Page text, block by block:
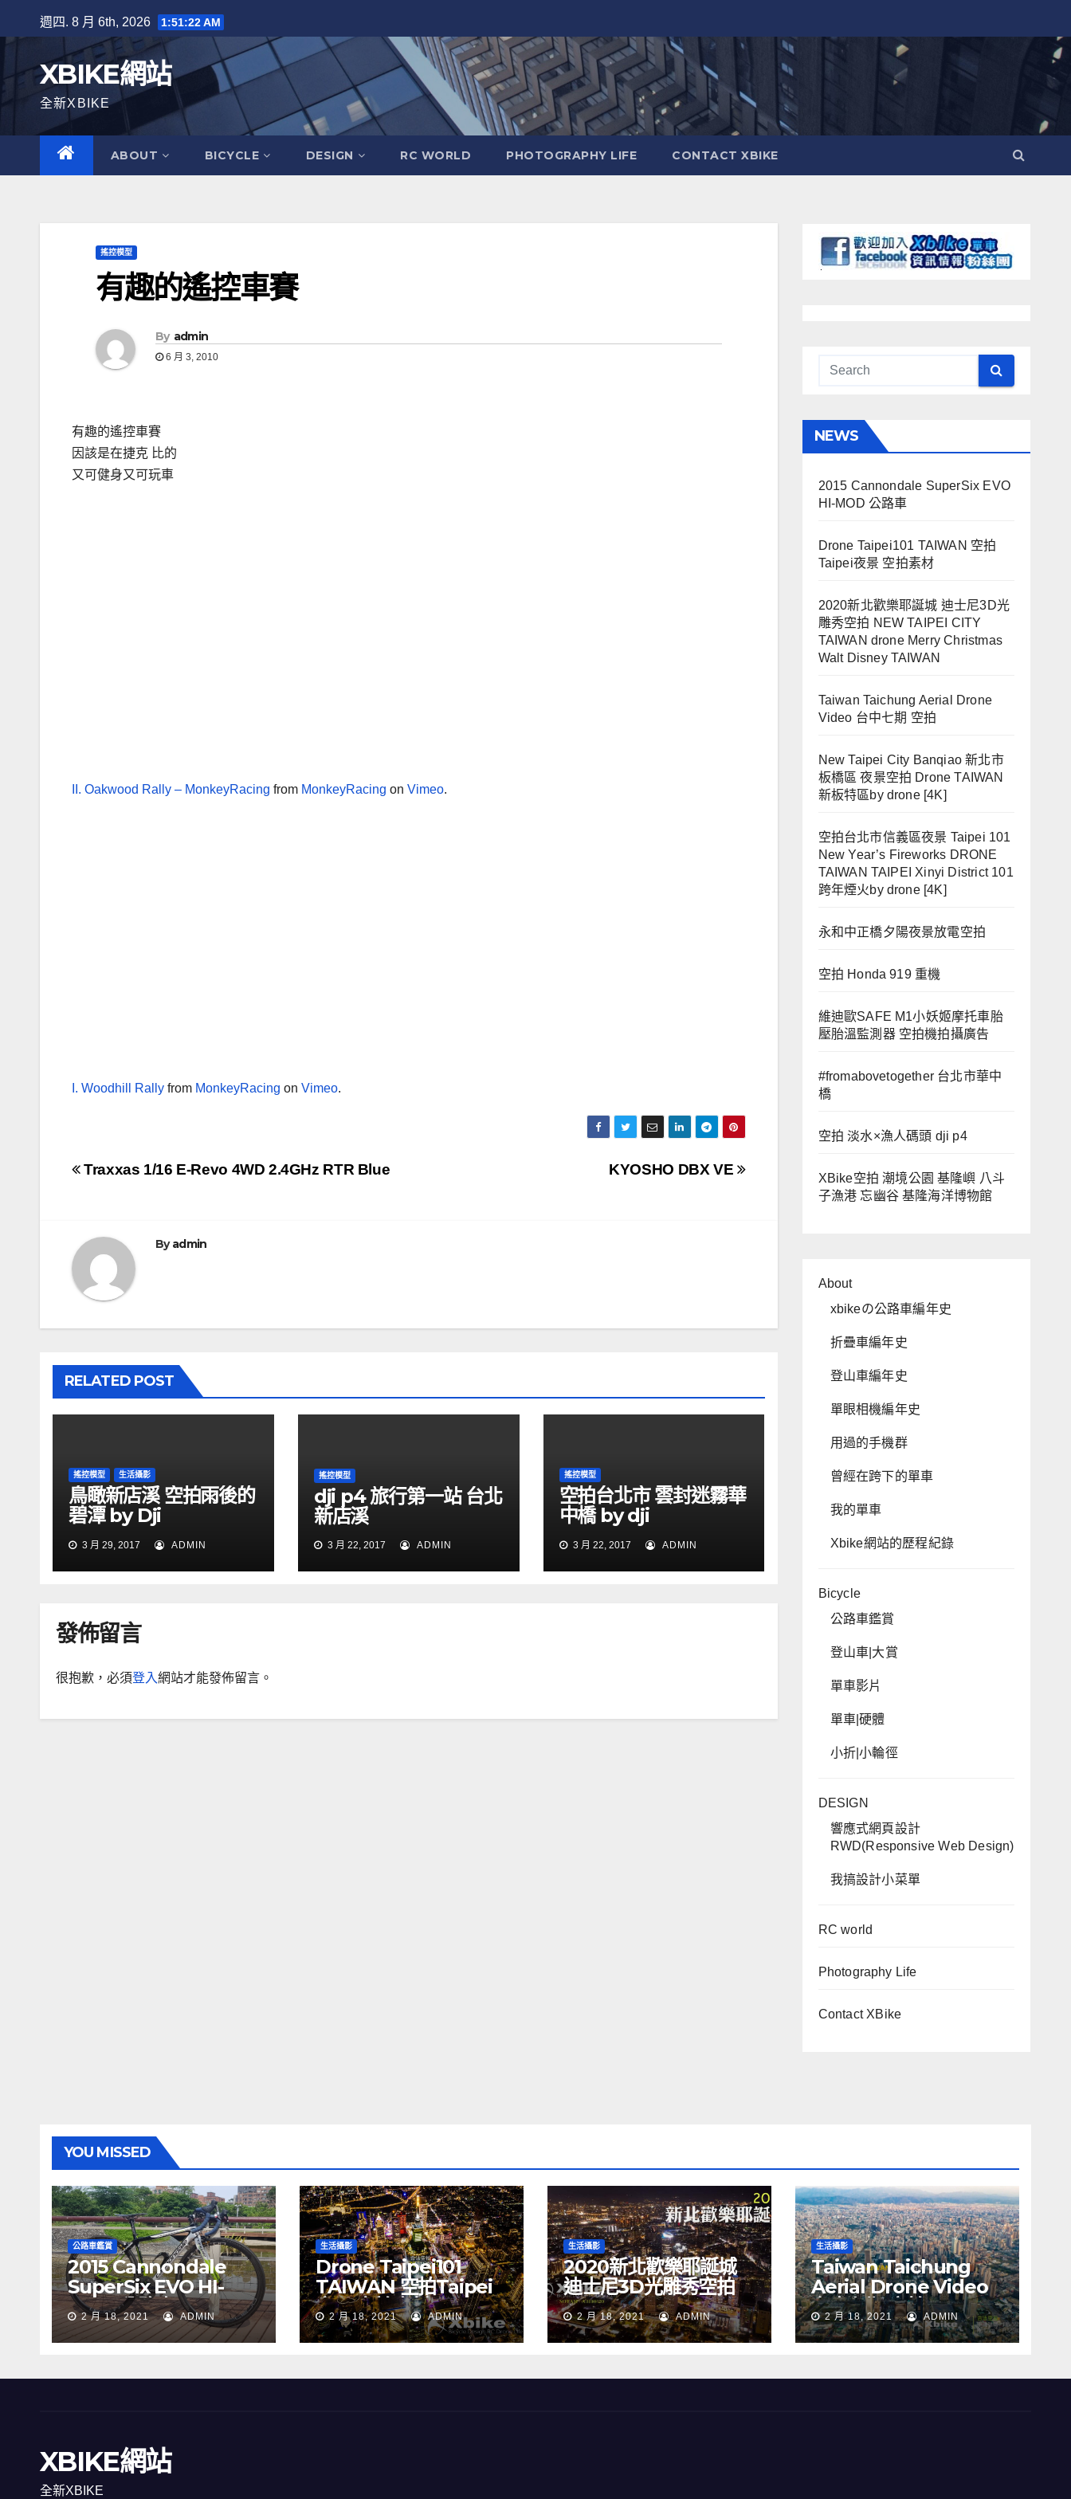
to
週四. 8 月 6th, 2026 1:51:23 AM
XBIKE網站
全新XBIKE
ABOUT BICYCLE DESIGN RC WORLD PHOTOGRAPHY LIFE CONTACT XBIKE
搖控模型
有趣的遙控車賽
By admin
6 月 3, 2010
有趣的遙控車賽
因該是在捷克 比的
又可健身又可玩車
II. Oakwood Rally – MonkeyRacing from MonkeyRacing on Vimeo.
I. Woodhill Rally from MonkeyRacing on Vimeo.
文
導
覽
KYOSHO DBX VE
Traxxas 1/16 E-Revo 4WD 2.4GHz RTR Blue
Byadmin
RELATED POST
搖控模型 生活攝影
鳥瞰新店溪 空拍雨後的
碧潭 by Dji
phantom4
3 月 29, 2017 ADMIN
搖控模型
dji p4 旅行第一站 台北
新店溪
3 月 22, 2017 ADMIN
搖控模型
空拍台北市 雲封迷霧華
中橋 by dji
phantom4 drone
3 月 22, 2017 ADMIN
發佈留言
很抱歉，必須登入網站才能發佈留言。
NEWS
2015 Cannondale SuperSix EVO
HI-MOD 公路車
Drone Taipei101 TAIWAN 空拍
Taipei夜景 空拍素材
2020新北歡樂耶誕城 迪士尼3D光
雕秀空拍 NEW TAIPEI CITY
TAIWAN drone Merry Christmas
Walt Disney TAIWAN
Taiwan Taichung Aerial Drone
Video 台中七期 空拍
New Taipei City Banqiao 新北市
板橋區 夜景空拍 Drone TAIWAN
新板特區by drone [4K]
空拍台北市信義區夜景 Taipei 101
New Year’s Fireworks DRONE
TAIWAN TAIPEI Xinyi District 101
跨年煙火by drone [4K]
永和中正橋夕陽夜景放電空拍
空拍 Honda 919 重機
維迪歐SAFE M1小妖姬摩托車胎
壓胎溫監測器 空拍機拍攝廣告
#fromabovetogether 台北市華中
橋
空拍 淡水×漁人碼頭 dji p4
XBike空拍 潮境公園 基隆嶼 八斗
子漁港 忘幽谷 基隆海洋博物館
About
xbikeの公路車編年史
折疊車編年史
登山車編年史
單眼相機編年史
用過的手機群
曾經在跨下的單車
我的單車
Xbike網站的歷程紀錄
Bicycle
公路車鑑賞
登山車|大賞
單車影片
單車|硬體
小折|小輪徑
DESIGN
響應式網頁設計
RWD(Responsive Web Design)
我搞設計小菜單
RC world
Photography Life
Contact XBike
YOU MISSED
公路車鑑賞
2015 Cannondale
SuperSix EVO HI-
MOD 公路車
2 月 18, 2021 ADMIN
生活攝影
Drone Taipei101
TAIWAN 空拍Taipei
夜景 空拍素材
2 月 18, 2021 ADMIN
生活攝影
2020新北歡樂耶誕城
迪士尼3D光雕秀空拍
NEW TAIPEI CITY
TAIWAN drone
Merry Christmas
TAIWAN
2 月 18, 2021 ADMIN
生活攝影
Taiwan Taichung
Aerial Drone Video
台中七期 空拍
2 月 18, 2021 ADMIN
XBIKE網站
全新XBIKE